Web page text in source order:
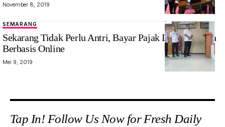
November 8, 2019
SEMARANG
Sekarang Tidak Perlu Antri, Bayar Pajak Daerah Sudah
Berbasis Online
Mei 9, 2019
Tap In! Follow Us Now for Fresh Daily